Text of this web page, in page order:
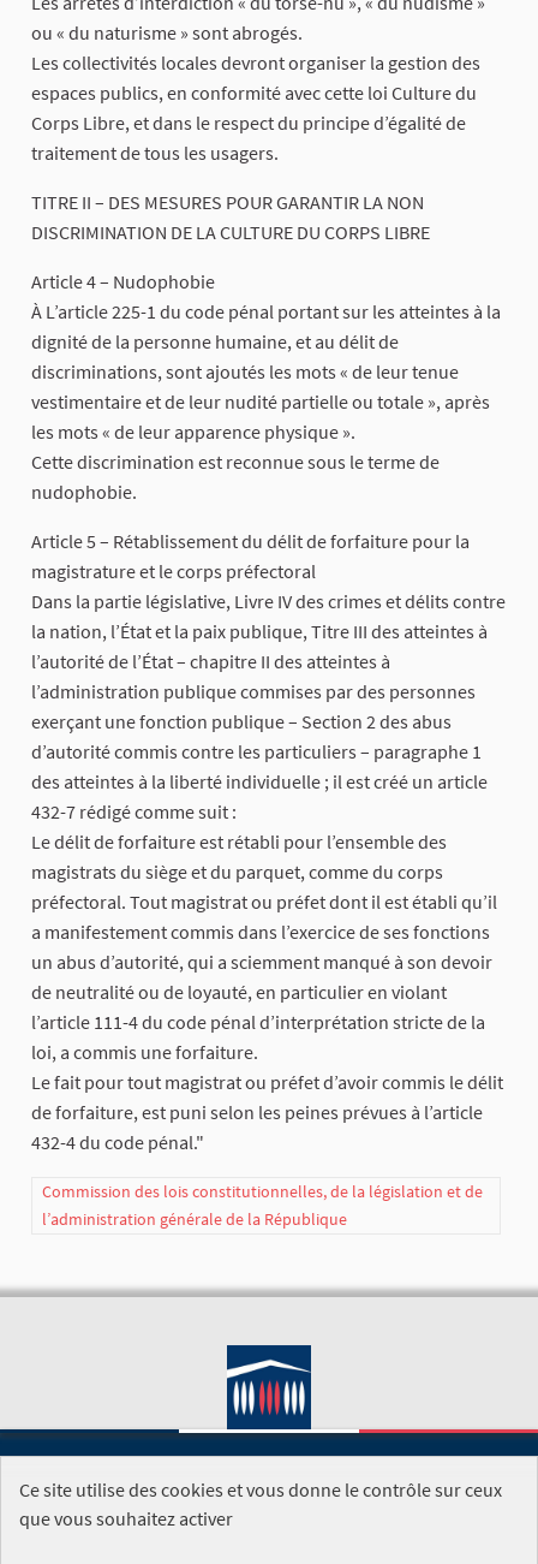
ou « du naturisme » sont abrogés.
Les collectivités locales devront organiser la gestion des
espaces publics, en conformité avec cette loi Culture du
Corps Libre, et dans le respect du principe d’égalité de
traitement de tous les usagers.
TITRE II – DES MESURES POUR GARANTIR LA NON
DISCRIMINATION DE LA CULTURE DU CORPS LIBRE
Article 4 – Nudophobie
À L’article 225-1 du code pénal portant sur les atteintes à la
dignité de la personne humaine, et au délit de
discriminations, sont ajoutés les mots « de leur tenue
vestimentaire et de leur nudité partielle ou totale », après
les mots « de leur apparence physique ».
Cette discrimination est reconnue sous le terme de
nudophobie.
Article 5 – Rétablissement du délit de forfaiture pour la
magistrature et le corps préfectoral
Dans la partie législative, Livre IV des crimes et délits contre
la nation, l’État et la paix publique, Titre III des atteintes à
l’autorité de l’État – chapitre II des atteintes à
l’administration publique commises par des personnes
exerçant une fonction publique – Section 2 des abus
d’autorité commis contre les particuliers – paragraphe 1
des atteintes à la liberté individuelle ; il est créé un article
432-7 rédigé comme suit :
Le délit de forfaiture est rétabli pour l’ensemble des
magistrats du siège et du parquet, comme du corps
préfectoral. Tout magistrat ou préfet dont il est établi qu’il
a manifestement commis dans l’exercice de ses fonctions
un abus d’autorité, qui a sciemment manqué à son devoir
de neutralité ou de loyauté, en particulier en violant
l’article 111-4 du code pénal d’interprétation stricte de la
loi, a commis une forfaiture.
Le fait pour tout magistrat ou préfet d’avoir commis le délit
de forfaiture, est puni selon les peines prévues à l’article
432-4 du code pénal."
Commission des lois constitutionnelles, de la législation et de
l’administration générale de la République
SITE DE L'ASSEMBLÉE NATIONALE
Ce site utilise des cookies et vous donne le contrôle sur ceux
que vous souhaitez activer